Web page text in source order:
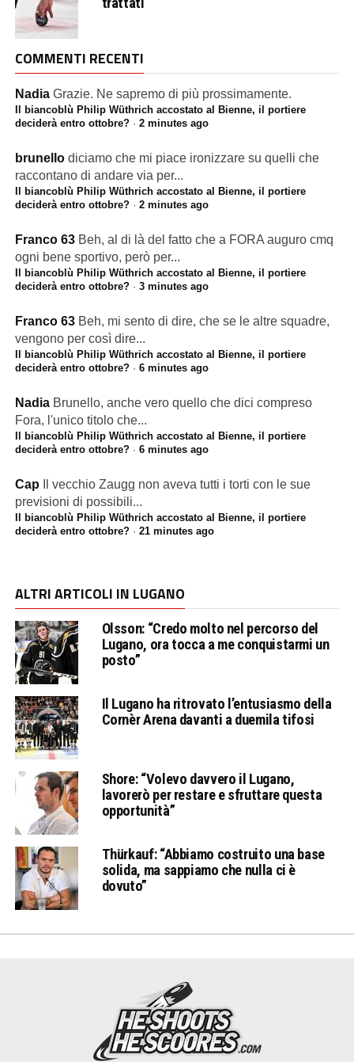
COMMENTI RECENTI
Nadia Grazie. Ne sapremo di più prossimamente.
Il biancoblù Philip Wüthrich accostato al Bienne, il portiere
deciderà entro ottobre?· 2 minutes ago
brunello diciamo che mi piace ironizzare su quelli che
raccontano di andare via per...
Il biancoblù Philip Wüthrich accostato al Bienne, il portiere
deciderà entro ottobre?· 2 minutes ago
Franco 63 Beh, al di là del fatto che a FORA auguro cmq
ogni bene sportivo, però per...
Il biancoblù Philip Wüthrich accostato al Bienne, il portiere
deciderà entro ottobre?· 3 minutes ago
Franco 63 Beh, mi sento di dire, che se le altre squadre,
vengono per così dire...
Il biancoblù Philip Wüthrich accostato al Bienne, il portiere
deciderà entro ottobre?· 6 minutes ago
Nadia Brunello, anche vero quello che dici compreso
Fora, l'unico titolo che...
Il biancoblù Philip Wüthrich accostato al Bienne, il portiere
deciderà entro ottobre?· 6 minutes ago
Cap
Il vecchio Zaugg non aveva tutti i torti con le sue
previsioni di possibili...
Il biancoblù Philip Wüthrich accostato al Bienne, il portiere
deciderà entro ottobre?· 21 minutes ago
ALTRI ARTICOLI IN LUGANO
Olsson: “Credo molto nel percorso del
Lugano, ora tocca a me conquistarmi un
posto”
Il Lugano ha ritrovato l’entusiasmo della
Cornèr Arena davanti a duemila tifosi
Shore: “Volevo davvero il Lugano,
lavorerò per restare e sfruttare questa
opportunità”
Thürkauf: “Abbiamo costruito una base
solida, ma sappiamo che nulla ci è
dovuto”